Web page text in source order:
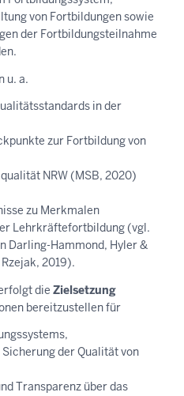
von Fortbildungen sowie
der Fortbildungsteilnahme
u. a.
in der
zur Fortbildung von
NRW (MSB, 2020)
zu Merkmalen
Lehrkräftefortbildung (vgl.
Darling-Hammond, Hyler &
2019).
die Zielsetzung
bereitzustellen für
der Qualität von
Transparenz über das